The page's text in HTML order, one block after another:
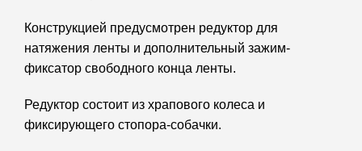
Конструкцией предусмотрен редуктор для
натяжения ленты и дополнительный зажим-
фиксатор свободного конца ленты.
Редуктор состоит из храпового колеса и
фиксирующего стопора-собачки.